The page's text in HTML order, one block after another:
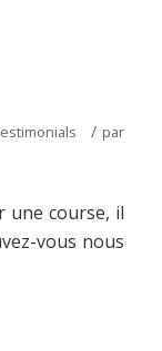
/ par
une course, il
vous nous